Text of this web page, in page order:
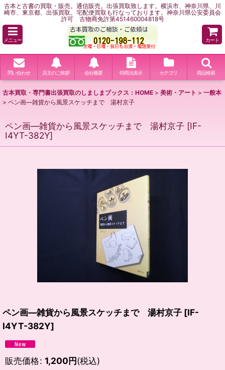
古本と古書の買取・販売。通信販売。出張買取致します。横浜市、神奈川県、川
崎市、東京都、出張買取。宅配便買取も行なっております。神奈川県公安委員会
許可 古物商免許第451460004818号
メニュー カート
問い合わせ 店主のご挨拶 会社概要 特商法表示 カテゴリ 商品検索
古本買取・専門書出張買取のしましまブックス：HOME > 美術・アート > 一般本
> ペン画―雑貨から風景スケッチまで 湯村京子
ペン画―雑貨から風景スケッチまで 湯村京子 [IF-
I4YT-382Y]
ペン画―雑貨から風景スケッチまで 湯村京子 [IF-
I4YT-382Y]
販売価格: 1,200円(税込)